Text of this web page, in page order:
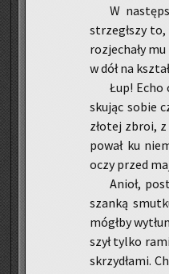
W
strze­gł­szy to,
roz­je­cha­ły
w dół na
Łup!
sku­jąc sobie
zło­tej zbroi,
po­wał ku
oczy przed
Anioł,
szan­ką
mógł­by
szył tylko
skrzy­dła­mi.